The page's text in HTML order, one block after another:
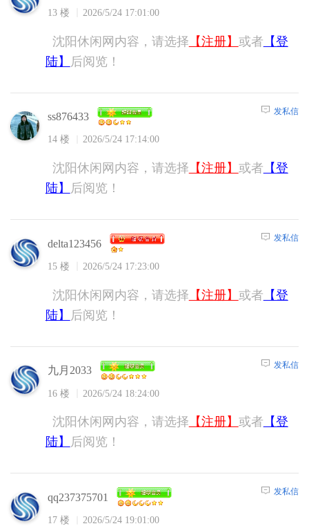
13 楼 2026/5/24 17:01:00
沈阳休闲网内容，请选择 【注册】 或者 【登
陆】
后阅览！
ss876433
14 楼 2026/5/24 17:14:00
发私信
沈阳休闲网内容，请选择 【注册】 或者 【登
陆】
后阅览！
delta123456
15 楼 2026/5/24 17:23:00
发私信
沈阳休闲网内容，请选择 【注册】 或者 【登
陆】
后阅览！
九月2033
16 楼 2026/5/24 18:24:00
发私信
沈阳休闲网内容，请选择 【注册】 或者 【登
陆】
后阅览！
qq237375701
17 楼 2026/5/24 19:01:00
发私信